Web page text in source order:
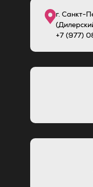
г. Санкт-
+7 (977)